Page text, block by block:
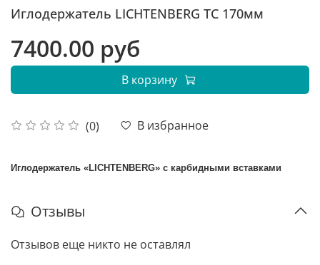
Иглодержатель LICHTENBERG TC 170мм
(0) В избранное
7400.00 руб
В корзину
Иглодержатель «LICHTENBERG» с карбидными вставками
Отзывы
Отзывов еще никто не оставлял